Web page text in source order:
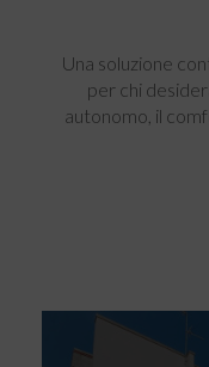
Una soluzione
per chi
autonomo, il